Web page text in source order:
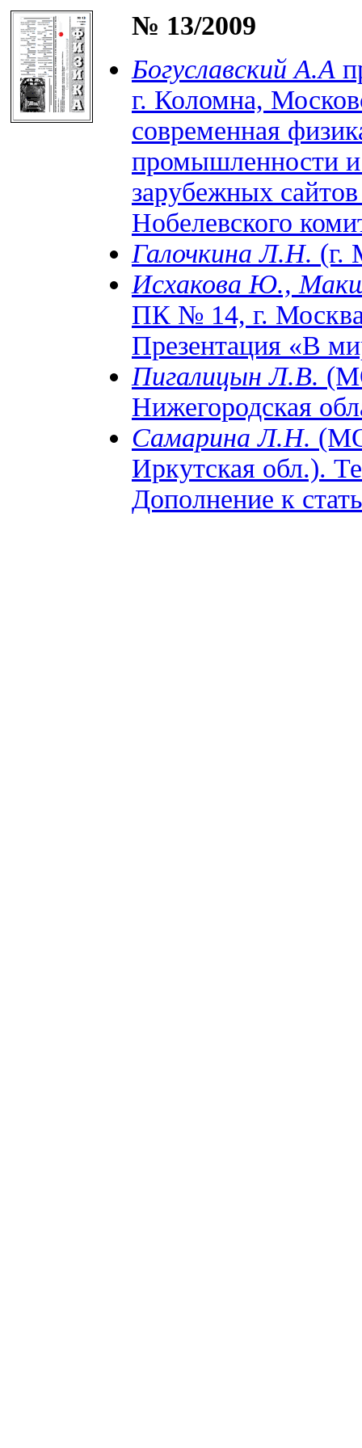
№ 13/2009
Богуславский А.А
г. Коломна,
современная
промышленности
зарубежных
Нобелевского
Галочкина Л.Н. (г.
Исхакова Ю.,
ПК № 14, г.
Презентация «В
Пигалицын Л.В.
Нижегородская
Самарина Л.Н.
Иркутская обл.).
Дополнение к